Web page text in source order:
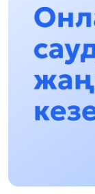
12:01, 28 Shilde
Abzal
túrmesine
16:15, 27 Shilde
Óskenbaı
17:46, 26 Shilde